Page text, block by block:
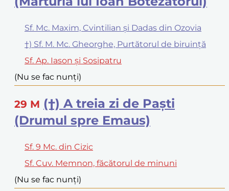
Sf. Mc. Maxim, Cvintilian și Dadas din Ozovia
†) Sf. M. Mc. Gheorghe, Purtătorul de biruință
Sf. Ap. Iason și Sosipatru
(Nu se fac nunți)
29 M (†) A treia zi de Paști
(Drumul spre Emaus)
Sf. 9 Mc. din Cizic
Sf. Cuv. Memnon, făcătorul de minuni
(Nu se fac nunți)